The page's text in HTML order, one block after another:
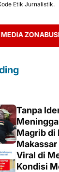
Etik Jurnalistik.
Tanpa
Magrib di
Makassar
Viral di
Kondisi